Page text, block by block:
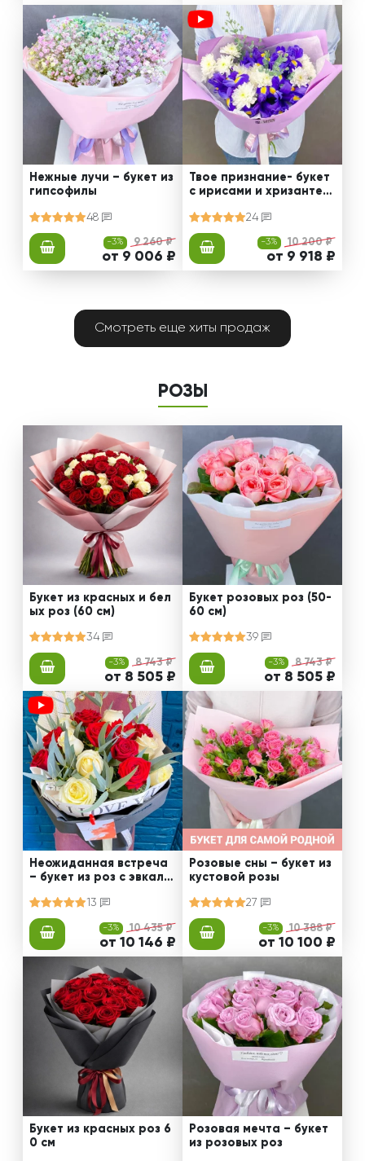
Нежные лучи – букет из
гипсофилы
48
-3% 9 260 ₽
от 9 006 ₽
Твое признание- букет
с ирисами и хризантем
24
-3% 10 200 ₽
от 9 918 ₽
Смотреть еще хиты продаж
РОЗЫ
Букет из красных и бел
ых роз (60 см)
34
-3% 8 743 ₽
от 8 505 ₽
Букет розовых роз (50-
60 см)
39
-3% 8 743 ₽
от 8 505 ₽
Неожиданная встреча
– букет из роз с эвкали
13
-3% 10 435 ₽
от 10 146 ₽
Розовые сны – букет из
кустовой розы
27
-3% 10 388 ₽
от 10 100 ₽
Букет из красных роз 6
0 см
Розовая мечта – букет
из розовых роз